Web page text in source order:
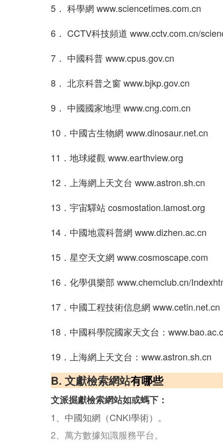
5． 科學網 www.sciencetimes.com.cn
6． CCTV科技頻道 www.cctv.com.cn/
7． 中國科普 www.cpus.gov.cn
8． 北京科普之窗 www.bjkp.gov.cn
9． 中國國家地理 www.cng.com.cn
10．中國古生物網 www.dinosaur.net.cn
11．地球縱觀 www.earthview.org
12．上海網上天文台 www.astron.sh.cn
13．宇宙驛站 cosmostation.lamost.org
14．中國地震科普網 www.dizhen.ac.cn
15．星空天文網 www.cosmoscape.com
16．化學俱樂部 www.chemclub.cn/
17．中國工程技術信息網 www.cetin.net.cn
18．中國科學院國家天文台：
19．上海網上天文台：www.astron.sh.cn
B. 文獻檢索網站有哪些
文派掘獻檢索網站如或螞下：
1、中國知網（CNKI學術）。
2、萬方數據知識服務平台。